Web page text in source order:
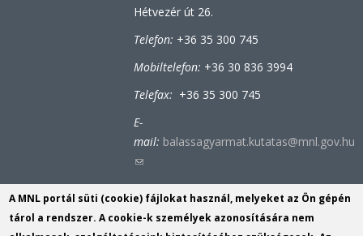
Hétvezér út 26.
Telefon: +36 35 300 745
Mobiltelefon: +36 30 836 3994
Telefax: +36 35 300 745
E-
mail: balassagyarmat.kutatas@mnl.gov.hu
(link
sends
e-
mail)
Bátonyterenyei-tiribesi részleg
A MNL portál süti (cookie) fájlokat használ, melyeket az Ön gépén
tárol a rendszer. A cookie-k személyek azonosítására nem